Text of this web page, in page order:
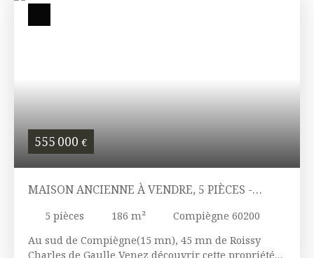
555 000 €
MAISON ANCIENNE À VENDRE, 5 PIÈCES -
5 pièces 186 m²
Compiègne 60200
Au sud de Compiègne(15 mn), 45 mn de Roissy
Charles de Gaulle Venez découvrir cette propriété